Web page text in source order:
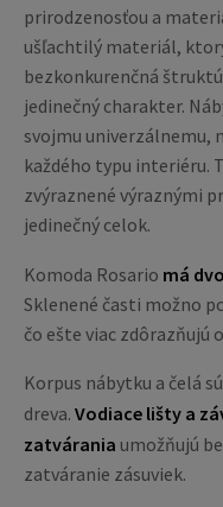
prirodzenosťou a
ušľachtilý materiál,
bezkonkurenčná
jedinečný charakter.
svojmu univerzálnemu,
každého typu interiéru.
zvýraznené výraznými
jedinečný celok.
Komoda Rosario má
Sklenené časti možno
čo ešte viac zdôrazňujú
Korpus nábytku a čelá
dreva. Vodiace lišty a
zatvárania umožňujú
zatváranie zásuviek.